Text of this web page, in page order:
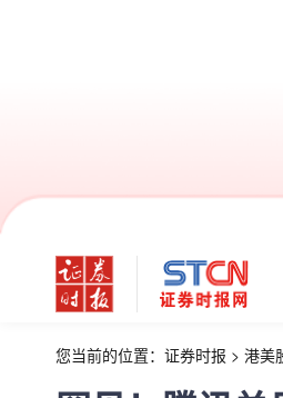
您当前的位置： 证券时报 > 港美